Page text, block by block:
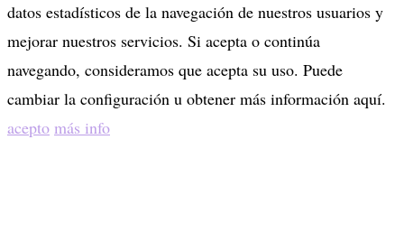
datos estadísticos de la navegación de nuestros usuarios y
mejorar nuestros servicios. Si acepta o continúa
navegando, consideramos que acepta su uso. Puede
cambiar la configuración u obtener más información aquí.
acepto más info